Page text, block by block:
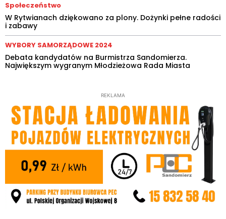
Społeczeństwo
W Rytwianach dziękowano za plony. Dożynki pełne radości
i zabawy
WYBORY SAMORZĄDOWE 2024
Debata kandydatów na Burmistrza Sandomierza.
Największym wygranym Młodzieżowa Rada Miasta
REKLAMA